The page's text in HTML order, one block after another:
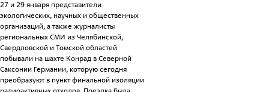
27 и 29 января представители
экологических, научных и общественных
организаций, а также журналисты
региональных СМИ из Челябинской,
Свердловской и Томской областей
побывали на шахте Конрад в Северной
Саксонии Германии, которую сегодня
преобразуют в пункт финальной изоляции